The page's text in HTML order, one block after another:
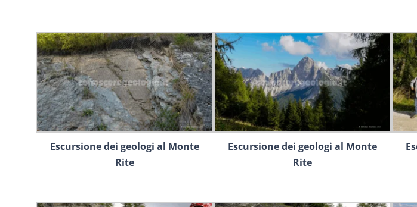
Escursione dei geologi al Monte
Rite
Escursione dei geologi al Monte
Rite